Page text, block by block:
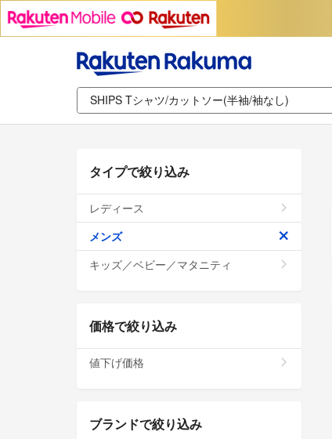
タイプで絞り込み
レディース
メンズ
キッズ／ベビー／マタニティ
価格で絞り込み
値下げ価格
ブランドで絞り込み